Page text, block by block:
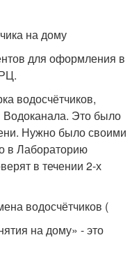
на дому
для оформления в
водосчётчиков,
Водоканала. Это было
Нужно было своими
в Лабораторию
в течении 2-х
водосчётчиков (
на дому» - это